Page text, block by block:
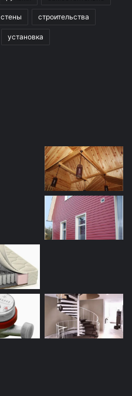
стены строительства
установка